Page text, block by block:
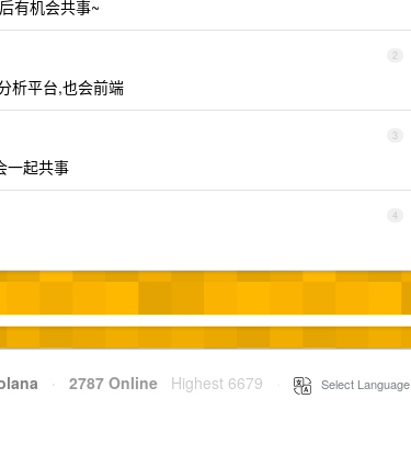
有机会共事~
2
析平台,也会前端
3
一起共事
4
· 2787 Online Highest 6679 Select Language